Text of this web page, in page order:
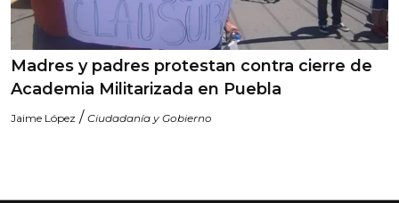
Madres y padres protestan contra cierre de
Academia Militarizada en Puebla
Jaime López / Ciudadanía y Gobierno